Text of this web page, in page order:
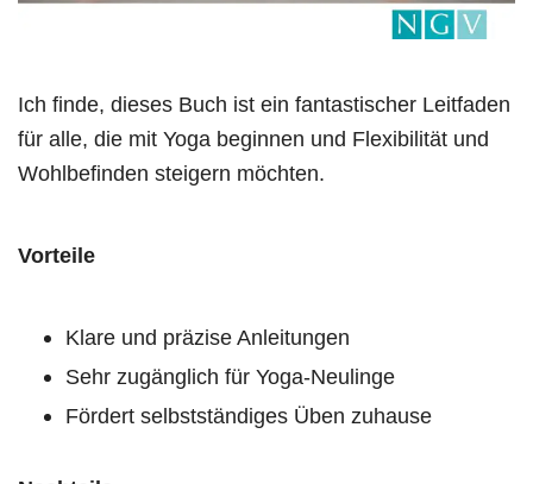
Ich finde, dieses Buch ist ein fantastischer Leitfaden
für alle, die mit Yoga beginnen und Flexibilität und
Wohlbefinden steigern möchten.
Vorteile
Klare und präzise Anleitungen
Sehr zugänglich für Yoga-Neulinge
Fördert selbstständiges Üben zuhause